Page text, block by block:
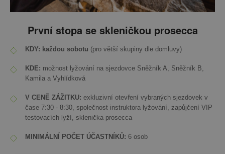
První stopa se skleničkou prosecca
KDY: každou sobotu (pro větší skupiny dle domluvy)
KDE: možnost lyžování na sjezdovce Sněžník A, Sněžník B,
Kamila a Vyhlídková
V CENĚ ZÁŽITKU: exkluzivní otevření vybraných sjezdovek v
čase 7:30 - 8:30, společnost instruktora lyžování, zapůjčení VIP
testovacích lyží, sklenička prosecca
MINIMÁLNÍ POČET ÚČASTNÍKŮ: 6 osob